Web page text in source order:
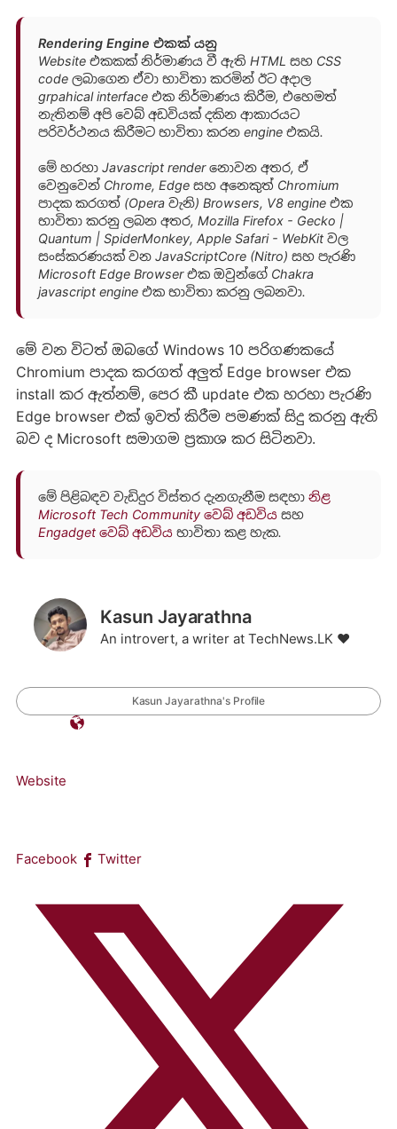
Rendering Engine එකක් යනු
Website එකකක් නිර්මාණය වී ඇති HTML සහ CSS
code ලබාගෙන ඒවා භාවිතා කරමින් ඊට අදාල
grpahical interface එක නිර්මාණය කිරීම, එහෙමත්
නැතිනම් අපි වෙබ් අඩවියක් දකින ආකාරයට
පරිවර්ථනය කිරීමට භාවිතා කරන engine එකයි.
මේ හරහා Javascript render නොවන අතර, ඒ
වෙනුවෙන් Chrome, Edge සහ අනෙකුත් Chromium
පාදක කරගත් (Opera වැනි) Browsers, V8 engine එක
භාවිතා කරනු ලබන අතර, Mozilla Firefox - Gecko |
Quantum | ‎SpiderMonkey, Apple Safari - WebKit වල
සංස්කරණයක් වන JavaScriptCore (Nitro) සහ පැරණි
Microsoft Edge Browser එක ඔවුන්ගේ Chakra
javascript engine එක භාවිතා කරනු ලබනවා.
මේ වන විටත් ඔබගේ Windows 10 පරිගණකයේ
Chromium පාදක කරගත් අලුත් Edge browser එක
install කර ඇත්නම්, පෙර කී update එක හරහා පැරණි
Edge browser එක් ඉවත් කිරීම පමණක් සිදු කරනු ඇති
බව ද Microsoft සමාගම ප්‍රකාශ කර සිටිනවා.
මේ පිළිබඳව වැඩිදුර විස්තර දැනගැනීම සඳහා නිළ
Microsoft Tech Community වෙබ් අඩවියසහ
Engadget වෙබ් අඩවියභාවිතා කළ හැක.
Kasun Jayarathna
An introvert, a writer at TechNews.LK ❤️
Kasun Jayarathna's Profile
Website
Facebook Twitter